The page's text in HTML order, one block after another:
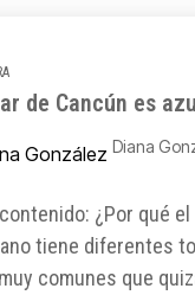
de Cancún es
Diana
¿Por qué el
tiene diferentes
comunes que